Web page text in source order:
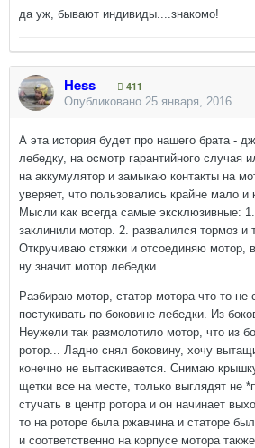
да уж, бывают индивиды....знакомо!
Hess
411
Опубликовано 25 января, 2016
А эта история будет про нашего брата -
лебедку, на осмотр гарантийного случая
на аккумулятор и замыкаю контакты на
уверяет, что пользовались крайне мало и
Мысли как всегда самые эксклюзивные:
заклинили мотор. 2. развалился тормоз и
Откручиваю стяжки и отсоединяю мотор,
ну значит мотор лебедки.
Разбираю мотор, статор мотора что-то не
постукивать по боковине лебедки. Из
Неужели так размолотило мотор, что из
ротор... Ладно снял боковину, хочу
конечно не вытаскивается. Снимаю
щетки все на месте, только выглядят не
стучать в центр ротора и он начинает
то на роторе была ржавчина и статоре
и соответственно на корпусе мотора